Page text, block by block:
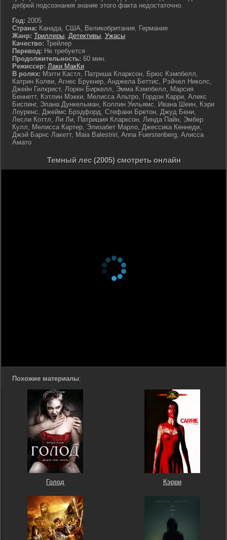
дебрей подсознания знание этого факта недостаточно.
Год: 2005
Страна: Канада, США, Великобритания, Германия
Жанр: Триллеры, Детективы, Ужасы
Качество: Трейлер
Перевод: Не требуется
Продолжительность: 60 мин.
Режиссер: Лаки МакКи
В ролях: Мэгги Кастл, Патриша Кларксон, Брюс Кэмпбелл,
Катрин Колви, Агнес Брукнер, Анджела Беттис, Рэйчел Николс,
Джейн Гилкрист, Лорен Биркелл, Эмма Кэмпбелл, Марсия
Беннетт, Кэтлин Мэкки, Мелисса Альтро, Гордон Карри, Алекс
Биспинг, Элана Дункельман, Коллин Уильямс, Ивана Шеин, Кэри
Лоуренс, Джеймс Брэдфорд, Стефани Бретон, Джуд Бени,
Лесли Коттл, Ли Ли, Патришия Кларксон, Линда Пайн, Эмбер
Кулл, Мелисса Картер, Элизабет Марло, Джессика Кеннеди,
Джэй Барнс Лакетт, Maia Balestriri, Anna Fuerstenberg, Алисса
Амато
Темный лес (2005) смотреть онлайн
Похожие материалы:
Голод Кэрри